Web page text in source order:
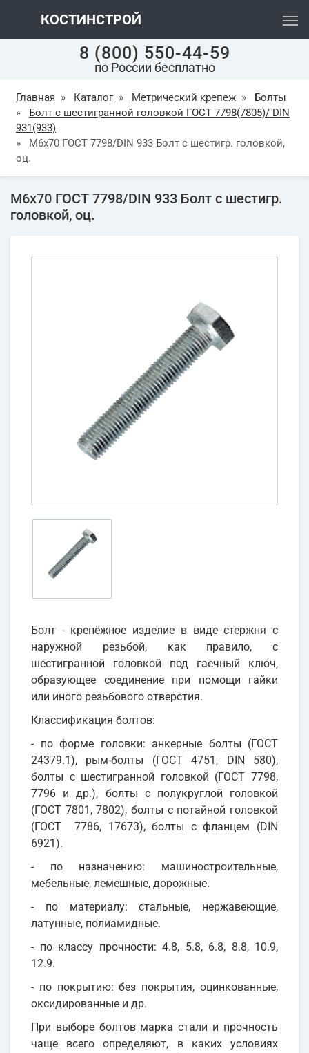
КОСТИНСТРОЙ
8 (800) 550-44-59
по России бесплатно
Главная » Каталог » Метрический крепеж »
Болты
»
Болт с шестигранной головкой ГОСТ 7798(7805)/ DIN
931(933)
»
М6х70 ГОСТ 7798/DIN 933 Болт с шестигр. головкой,
оц.
М6х70 ГОСТ 7798/DIN 933 Болт с шестигр.
головкой, оц.
Болт - крепёжное изделие в виде стержня с
наружной резьбой, как правило, с
шестигранной головкой под гаечный ключ,
образующее соединение при помощи гайки
или иного резьбового отверстия.
Классификация болтов:
- по форме головки: анкерные болты (ГОСТ
24379.1), рым-болты (ГОСТ 4751, DIN 580),
болты с шестигранной головкой (ГОСТ 7798,
7796 и др.), болты с полукруглой головкой
(ГОСТ 7801, 7802), болты с потайной головкой
(ГОСТ 7786, 17673), болты с фланцем (DIN
6921).
- по назначению: машиностроительные,
мебельные, лемешные, дорожные.
- по материалу: стальные, нержавеющие,
латунные, полиамидные.
- по классу прочности: 4.8, 5.8, 6.8, 8.8, 10.9,
12.9.
- по покрытию: без покрытия, оцинкованные,
оксидированные и др.
При выборе болтов марка стали и прочность
чаще всего определяют, в каких условиях